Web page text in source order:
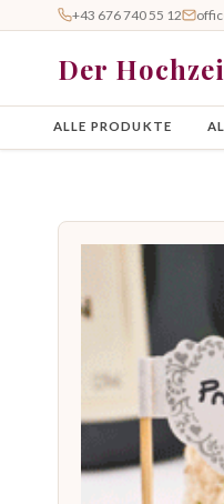
+43 676 740 55 12
Der
ALLE PRODUKTE